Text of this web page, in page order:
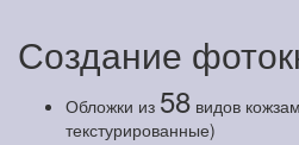
Создание
Обложки из 58 видов
текстурированные)